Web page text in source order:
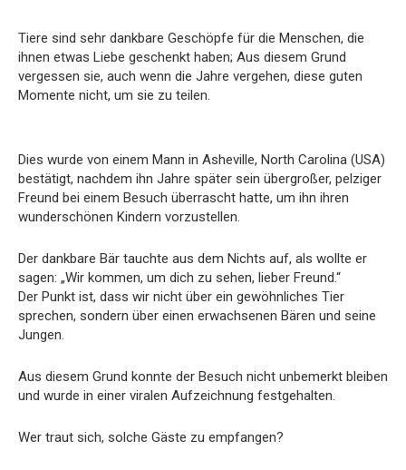
Tiere sind sehr dankbare Geschöpfe für die Menschen, die
ihnen etwas Liebe geschenkt haben; Aus diesem Grund
vergessen sie, auch wenn die Jahre vergehen, diese guten
Momente nicht, um sie zu teilen.
Dies wurde von einem Mann in Asheville, North Carolina (USA)
bestätigt, nachdem ihn Jahre später sein übergroßer, pelziger
Freund bei einem Besuch überrascht hatte, um ihn ihren
wunderschönen Kindern vorzustellen.
Der dankbare Bär tauchte aus dem Nichts auf, als wollte er
sagen: „Wir kommen, um dich zu sehen, lieber Freund.“
Der Punkt ist, dass wir nicht über ein gewöhnliches Tier
sprechen, sondern über einen erwachsenen Bären und seine
Jungen.
Aus diesem Grund konnte der Besuch nicht unbemerkt bleiben
und wurde in einer viralen Aufzeichnung festgehalten.
Wer traut sich, solche Gäste zu empfangen?